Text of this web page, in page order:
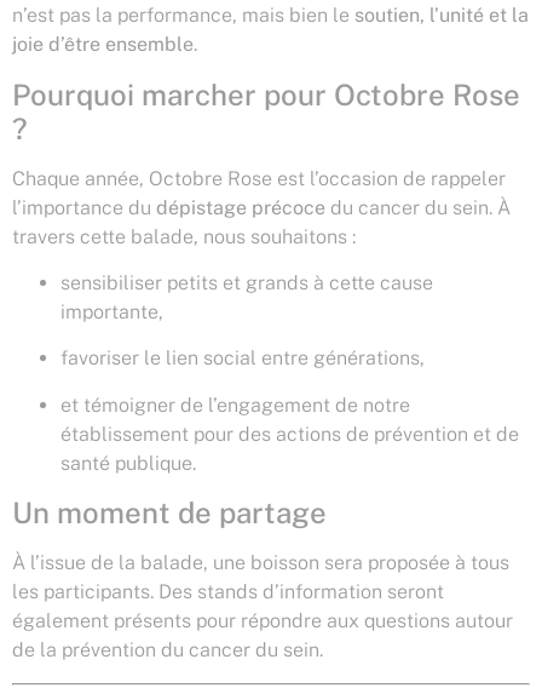
n’est pas la performance, mais bien le soutien, l’unité et la
joie d’être ensemble.
Pourquoi marcher pour Octobre Rose
?
Chaque année, Octobre Rose est l’occasion de rappeler
l’importance du dépistage précoce du cancer du sein. À
travers cette balade, nous souhaitons :
sensibiliser petits et grands à cette cause
importante,
favoriser le lien social entre générations,
et témoigner de l’engagement de notre
établissement pour des actions de prévention et de
santé publique.
Un moment de partage
À l’issue de la balade, une boisson sera proposée à tous
les participants. Des stands d’information seront
également présents pour répondre aux questions autour
de la prévention du cancer du sein.